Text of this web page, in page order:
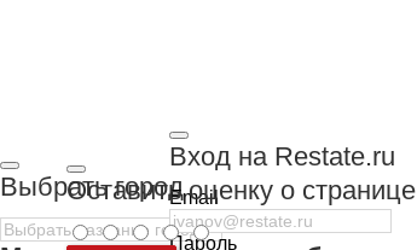
Выбрать город
Вход на Restate.ru
Email
Пароль
Оставить оценку о странице